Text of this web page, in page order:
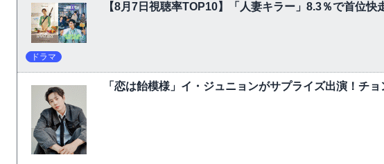
【8月7日視聴率TOP10】「人妻キラー」8.3％で首位
ドラマ
「恋は飴模様」イ・ジュニョンがサプライズ出演！チ